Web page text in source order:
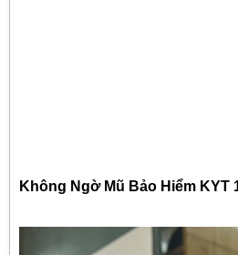
Không Ngờ Mũ Bảo Hiểm KYT